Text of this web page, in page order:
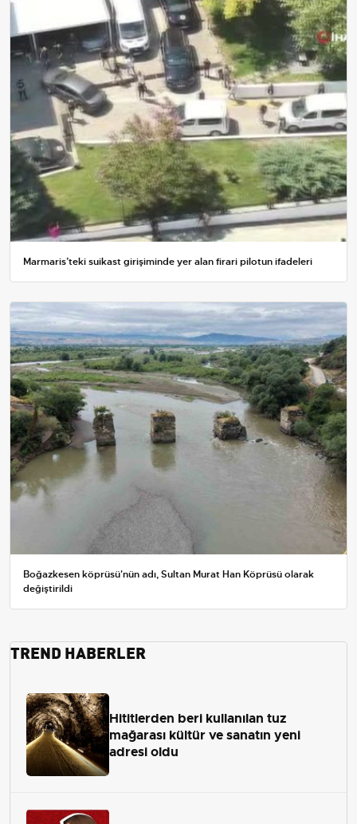
Marmaris’teki suikast girişiminde yer alan firari pilotun ifadeleri
Boğazkesen köprüsü'nün adı, Sultan Murat Han Köprüsü olarak
değiştirildi
TREND HABERLER
Hititlerden beri kullanılan tuz
mağarası kültür ve sanatın yeni
adresi oldu